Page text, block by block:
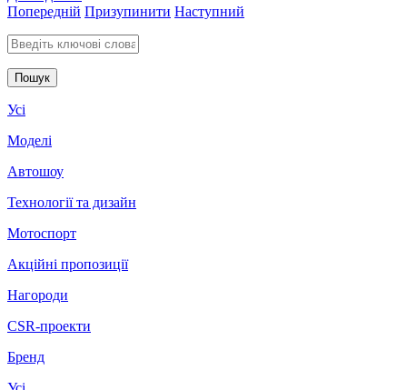
Попередній Призупинити Наступний
Введіть ключові слова для пошуку
Усі
Моделі
Автошоу
Технології та дизайн
Мотоспорт
Акційні пропозиції
Нагороди
CSR-проекти
Бренд